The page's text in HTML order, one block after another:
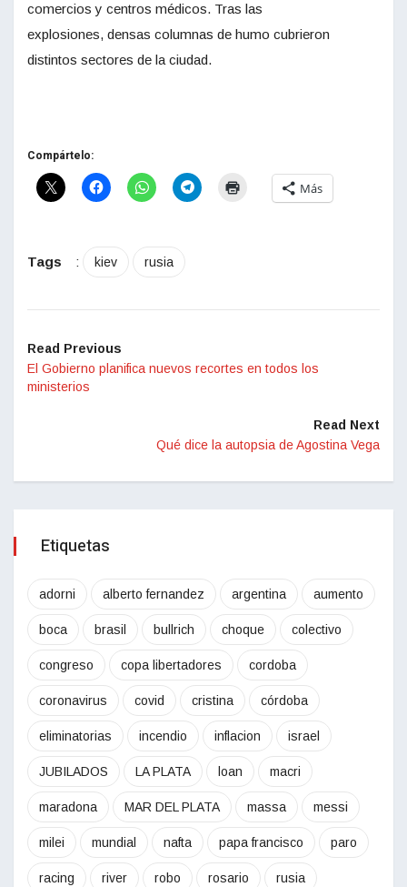
comercios y centros médicos. Tras las
explosiones, densas columnas de humo cubrieron
distintos sectores de la ciudad.
Compártelo:
Más
Tags : kiev rusia
Read Previous
El Gobierno planifica nuevos recortes en todos los
ministerios
Read Next
Qué dice la autopsia de Agostina Vega
Etiquetas
adorni alberto fernandez argentina aumento
boca brasil bullrich choque colectivo
congreso copa libertadores cordoba
coronavirus covid cristina córdoba
eliminatorias incendio inflacion israel
JUBILADOS LA PLATA loan macri
maradona MAR DEL PLATA massa messi
milei mundial nafta papa francisco paro
racing river robo rosario rusia